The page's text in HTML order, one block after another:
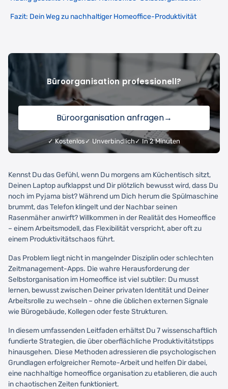
Fazit: Dein Weg zu nachhaltiger Homeoffice-Produktivität
Büroorganisation professionell?
Büroorganisation anfragen→
✓ Kostenlos ✓ Unverbindlich ✓ In 2 Minuten
Kennst Du das Gefühl, wenn Du morgens am Küchentisch sitzt,
Deinen Laptop aufklappst und Dir plötzlich bewusst wird, dass Du
noch im Pyjama bist? Während um Dich herum die Spülmaschine
brummt, das Telefon klingelt und der Nachbar seinen
Rasenmäher anwirft? Willkommen in der Realität des Homeoffice
– einem Arbeitsmodell, das Flexibilität verspricht, aber oft zu
einem Produktivitätschaos führt.
Das Problem liegt nicht in mangelnder Disziplin oder schlechten
Zeitmanagement-Apps. Die wahre Herausforderung der
Selbstorganisation im Homeoffice ist viel subtiler: Du musst
lernen, bewusst zwischen Deiner privaten Identität und Deiner
Arbeitsrolle zu wechseln – ohne die üblichen externen Signale
wie Bürogebäude, Kollegen oder feste Strukturen.
In diesem umfassenden Leitfaden erhältst Du 7 wissenschaftlich
fundierte Strategien, die über oberflächliche Produktivitätstipps
hinausgehen. Diese Methoden adressieren die psychologischen
Grundlagen erfolgreicher Remote-Arbeit und helfen Dir dabei,
eine nachhaltige homeoffice organisation zu etablieren, die auch
in chaotischen Zeiten funktioniert.